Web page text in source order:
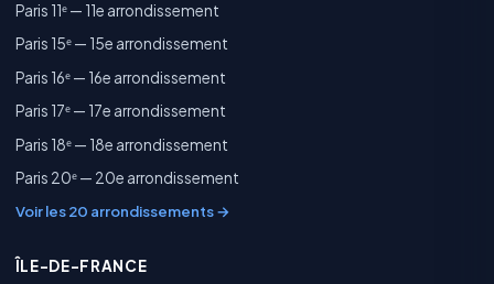
Paris 11ᵉ — 11e arrondissement
Paris 15ᵉ — 15e arrondissement
Paris 16ᵉ — 16e arrondissement
Paris 17ᵉ — 17e arrondissement
Paris 18ᵉ — 18e arrondissement
Paris 20ᵉ — 20e arrondissement
Voir les 20 arrondissements →
ÎLE-DE-FRANCE